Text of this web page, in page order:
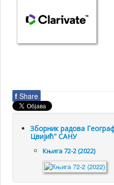
f Share
Зборник радова
Цвијић" САНУ
Књига 72-2 (2022)